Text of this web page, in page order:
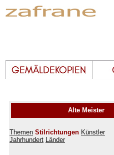
Alte Meister
Themen Stilrichtungen Künstler
Jahrhundert Länder